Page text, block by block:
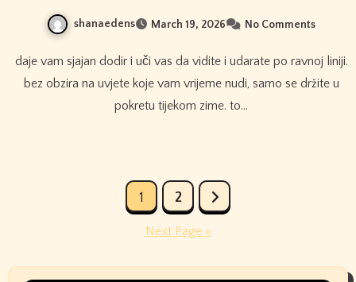
shanaedens March 19, 2026 No Comments
daje vam sjajan dodir i uči vas da vidite i udarate po ravnoj liniji.
bez obzira na uvjete koje vam vrijeme nudi, samo se držite u
pokretu tijekom zime. to…
1 2
Next Page »